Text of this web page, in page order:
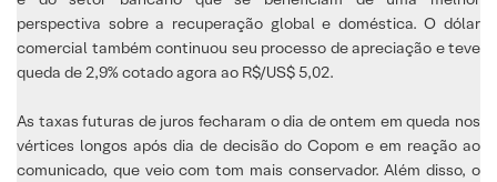
perspectiva sobre a recuperação global e doméstica. O dólar
comercial também continuou seu processo de apreciação e teve
queda de 2,9% cotado agora ao R$/US$ 5,02.
As taxas futuras de juros fecharam o dia de ontem em queda nos
vértices longos após dia de decisão do Copom e em reação ao
comunicado, que veio com tom mais conservador. Além disso, o